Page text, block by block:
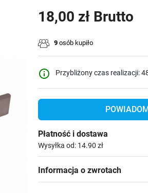
18,00 zł Brutto
9 osób kupiło
info_outline Przybliżony czas realizacji:
Płatność i dostawa
Wysyłka od: 14.90 zł
Informacja o zwrotach